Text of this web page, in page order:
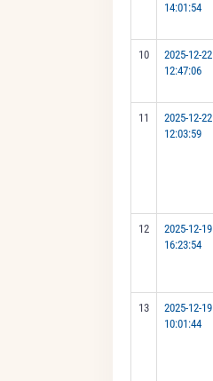
14:01:54
10
2025-12-22
12:47:06
11
2025-12-22
12:03:59
12
2025-12-19
16:23:54
13
2025-12-19
10:01:44